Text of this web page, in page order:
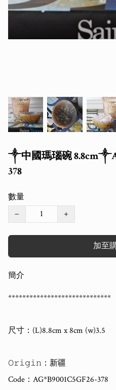
༒中國瑪瑙碗
378
數量
−
+
加至
簡介
*****************************
尺寸：(L)8.8cm x 8cm (w)3.5
𝙾𝚛𝚒𝚐𝚒𝚗：新疆
Code：AG*B9001C5GF26-378